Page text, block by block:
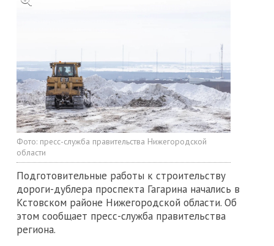
Фото: пресс-служба правительства Нижегородской
области
Подготовительные работы к строительству
дороги-дублера проспекта Гагарина начались в
Кстовском районе Нижегородской области. Об
этом сообщает пресс-служба правительства
региона.